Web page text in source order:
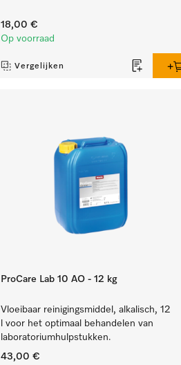
18,00 €
Op voorraad
Vergelijken
ProCare Lab 10 AO - 12 kg
Vloeibaar reinigingsmiddel, alkalisch, 12
l voor het optimaal behandelen van
laboratoriumhulpstukken.
43,00 €